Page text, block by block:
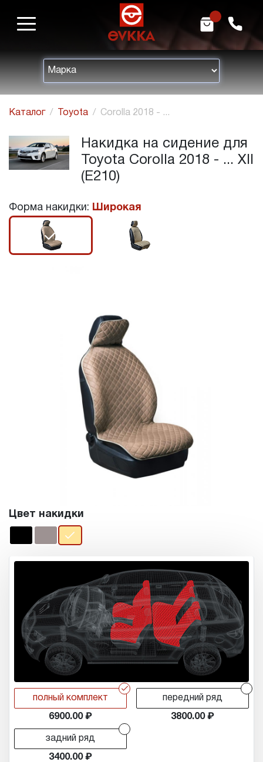
h m
Каталог Toyota Corolla 2018 - ...
Накидка на сидение для
Toyota Corolla 2018 - ... XII
(E210)
Форма накидки: Широкая
r
Цвет накидки
r
полный комплект
6900.00
передний ряд
3800.00
задний ряд
3400.00